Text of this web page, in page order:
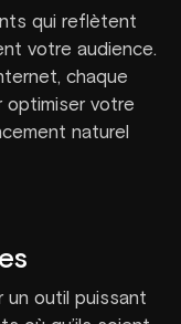
qui reflètent
votre audience.
chaque
optimiser votre
naturel
un outil puissant